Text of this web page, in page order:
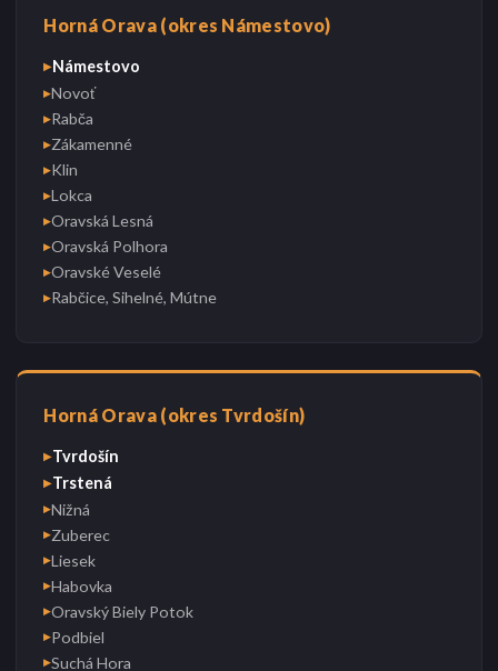
Horná Orava (okres Námestovo)
▶Námestovo
▶Novoť
▶Rabča
▶Zákamenné
▶Klin
▶Lokca
▶Oravská Lesná
▶Oravská Polhora
▶Oravské Veselé
▶Rabčice, Sihelné, Mútne
Horná Orava (okres Tvrdošín)
▶Tvrdošín
▶Trstená
▶Nižná
▶Zuberec
▶Liesek
▶Habovka
▶Oravský Biely Potok
▶Podbiel
▶Suchá Hora